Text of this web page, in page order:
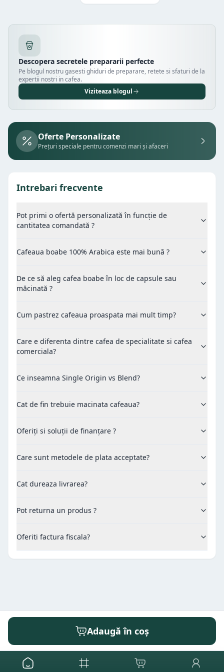
Descopera secretele prepararii perfecte
Pe blogul nostru gasesti ghiduri de preparare, retete si sfaturi de la
expertii nostri in cafea.
Viziteaza blogul
Oferte Personalizate
Prețuri speciale pentru comenzi mari și afaceri
Intrebari frecvente
Pot primi o ofertă personalizată în funcție de
cantitatea comandată ?
Cafeaua boabe 100% Arabica este mai bună ?
De ce să aleg cafea boabe în loc de capsule sau
măcinată ?
Cum pastrez cafeaua proaspata mai mult timp?
Care e diferenta dintre cafea de specialitate si cafea
comerciala?
Ce inseamna Single Origin vs Blend?
Cat de fin trebuie macinata cafeaua?
Oferiți si soluții de finanțare ?
Care sunt metodele de plata acceptate?
Cat dureaza livrarea?
Pot returna un produs ?
Oferiti factura fiscala?
Adaugă în coș